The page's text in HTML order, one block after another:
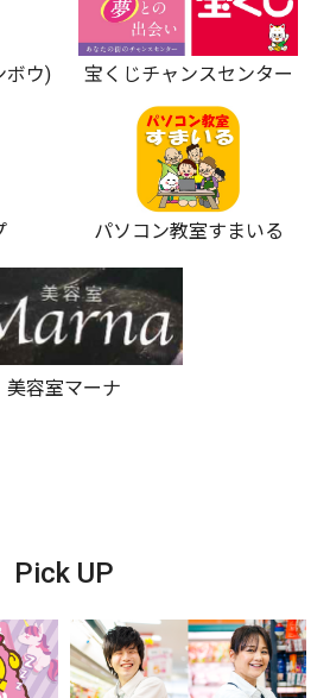
ボウ) 宝くじチャンスセンター
パソコン教室すまいる
美容室マーナ
Pick UP